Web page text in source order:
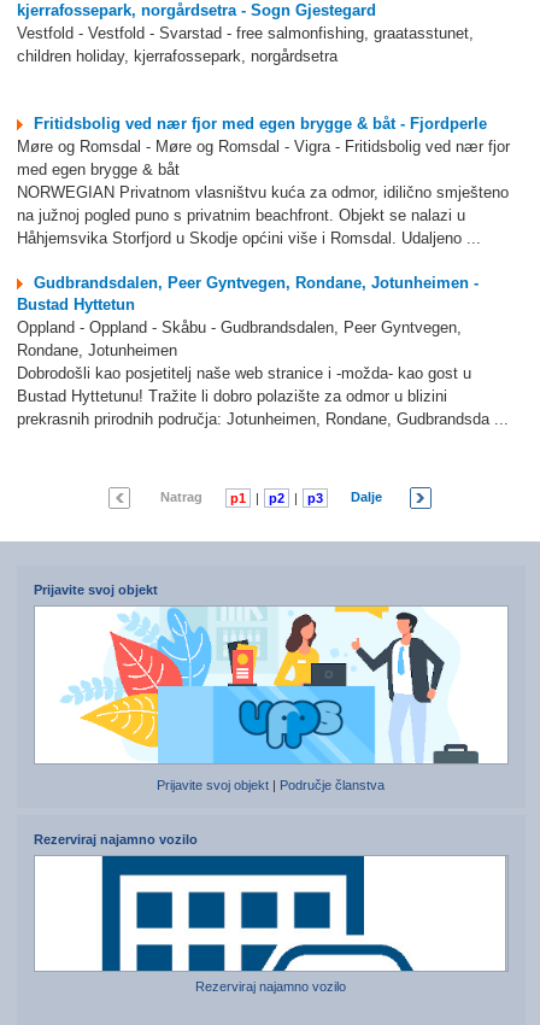
kjerrafossepark, norgårdsetra - Sogn Gjestegard
Vestfold - Vestfold - Svarstad - free salmonfishing, graatasstunet,
children holiday, kjerrafossepark, norgårdsetra
Fritidsbolig ved nær fjor med egen brygge & båt - Fjordperle
Møre og Romsdal - Møre og Romsdal - Vigra - Fritidsbolig ved nær fjor
med egen brygge & båt
NORWEGIAN Privatnom vlasništvu kuća za odmor, idilično smješteno
na južnoj pogled puno s privatnim beachfront. Objekt se nalazi u
Håhjemsvika Storfjord u Skodje općini više i Romsdal. Udaljeno ...
Gudbrandsdalen, Peer Gyntvegen, Rondane, Jotunheimen -
Bustad Hyttetun
Oppland - Oppland - Skåbu - Gudbrandsdalen, Peer Gyntvegen,
Rondane, Jotunheimen
Dobrodošli kao posjetitelj naše web stranice i -možda- kao gost u
Bustad Hyttetunu! Tražite li dobro polazište za odmor u blizini
prekrasnih prirodnih područja: Jotunheimen, Rondane, Gudbrandsda ...
Natrag p1 | p2 | p3 p4
Dalje
Prijavite svoj objekt
Prijavite svoj objekt Područje članstva
Rezerviraj najamno vozilo
Rezerviraj najamno vozilo